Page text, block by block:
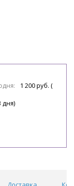
1 200 руб. (
дня)